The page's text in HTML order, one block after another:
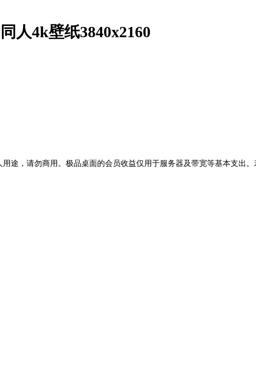
人4k壁纸3840x2160
途，请勿商用。极品桌面的会员收益仅用于服务器及带宽等基本支出